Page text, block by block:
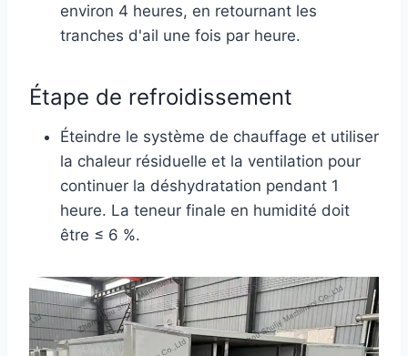
environ 4 heures, en retournant les
tranches d'ail une fois par heure.
Étape de refroidissement
Éteindre le système de chauffage et utiliser
la chaleur résiduelle et la ventilation pour
continuer la déshydratation pendant 1
heure. La teneur finale en humidité doit
être ≤ 6 %.